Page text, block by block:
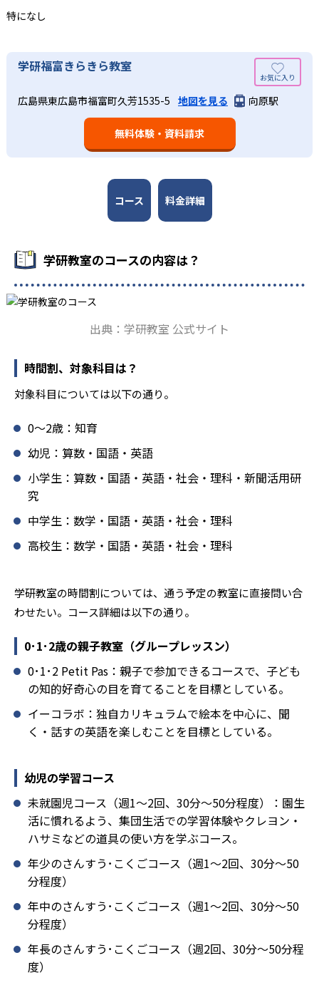
る。「自分から進んで学習する」姿勢や態度の育成も重視
している。
03
週2回の教室学習と毎日の家庭学習
学研教室では、週2回の教室学習と毎日の家庭学習（宿題学
習）の相乗効果を活かす形で生徒の学力向上を進める。週2
回の教室学習において指導者は、生徒の様子を観察しなが
ら学習指導と学習管理を実施。教室学習日以外の日のため
に自宅学習用の教材も提供し、学習の習慣化と学力の定着
を図っている。進度が早い子供は先取り学習も可能だ。
家庭学習で学習させている。そのため、算数（数学）と国
長時間の勉強が苦手な人向け
学研教室では、小学生については、1回の学習時間を30～
50分程度と設定している。この時間設定は、子どもが集中
して学習できる時間が通常「学年×10分±10分」と考えら
れていることに由来するものだ。この限界を超えて勉強し
ても学習の効果は上がらないと学研教室は考え、単なる長
時間学習よりくり返し学習の効果を重視している。そのた
出典：学研教室 公式サイト
学研教室が持つ最大のメリットは、学研の教材開発ノウハ
ウを結集して制作した学習教材を使用している点だ。この
教材は、学習指導要領の内容を全てカバーしており、学校
の勉強がよくわかるというもの。基礎から応用まで、少し
固めから先取り学習まで対応している。算数と国語を重視
すると共に、幼児・小学校低学年から外国語活動の学習に
も対応。中学校英語の準備や高校入試向けの英語力育成に
学研教室の先生は、研修会や勉強会で日々指導スキルを研
鑽している。「子どもたちに学ぶ喜びを」「自信を」「生
きる力を」という理念のもとで生徒一人ひとりに向き合っ
ており、生徒それぞれの「できるところ」「良いところ」
導により生徒の「やる気」を引き出し、無理のない学習と
報にも精通しており、学習相談や教育相談、保護者とのコ
ミュニケーションにも対応している。
学研教室では、楽しく生き生きと学ぶことも重視してい
知・情・意のバランスのとれた生徒の育成を推進。「教室
でのあいさつ」「くつ・かばんの整とん」といったしつけ
面の指導も実施し、全人的な教育に取り組んでいる点も、
メリットと言えるだろう。
学研教室のデメリットとしては、基礎をより重視している
分、生徒によっては物足りなく感じる可能性がある点だろ
特になし
学研福富きらきら教室
広島県東広島市福富町久芳1535-5 地図を見る 向原駅
無料体験・資料請求
コース 料金詳細
学研教室のコースの内容は？
出典：学研教室 公式サイト
時間割、対象科目は？
対象科目については以下の通り。
0〜2歳：知育
幼児：算数・国語・英語
小学生：算数・国語・英語・社会・理科・新聞活用研
究
中学生：数学・国語・英語・社会・理科
高校生：数学・国語・英語・社会・理科
学研教室の時間割については、通う予定の教室に直接問い合
わせたい。コース詳細は以下の通り。
0･1･2歳の親子教室（グループレッスン）
0･1･2 Petit Pas：親子で参加できるコースで、子ども
の知的好奇心の目を育てることを目標としている。
イーコラボ：独自カリキュラムで絵本を中心に、聞
く・話すの英語を楽しむことを目標としている。
幼児の学習コース
未就園児コース（週1～2回、30分～50分程度）：園生
活に慣れるよう、集団生活での学習体験やクレヨン・
ハサミなどの道具の使い方を学ぶコース。
年少のさんすう･こくごコース（週1～2回、30分～50
分程度）
年中のさんすう･こくごコース（週1～2回、30分～50
分程度）
年長のさんすう･こくごコース（週2回、30分～50分程
度）